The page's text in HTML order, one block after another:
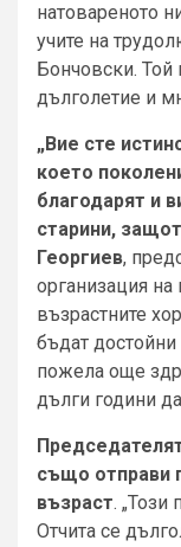
натовареното
учите на
Бончовски. Той
дълголетие и
„Вие сте
което
благодарят и
старини,
Георгиев,
организация на
възрастните
бъдат достойни
пожела още
дълги години
също отправи
възраст. „Този
Отчита се